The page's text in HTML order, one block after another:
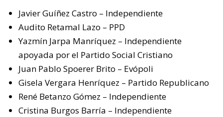
Javier Guíñez Castro – Independiente
Audito Retamal Lazo – PPD
Yazmín Jarpa Manríquez – Independiente
apoyada por el Partido Social Cristiano
Juan Pablo Spoerer Brito – Evópoli
Gisela Vergara Henríquez – Partido Republicano
René Betanzo Gómez – Independiente
Cristina Burgos Barría – Independiente